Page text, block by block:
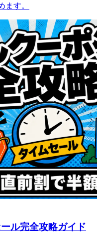
ます。
ル完全攻略ガイド